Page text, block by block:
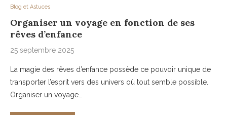
Blog et Astuces
Organiser un voyage en fonction de ses
rêves d’enfance
25 septembre 2025
La magie des rêves d’enfance possède ce pouvoir unique de
transporter l’esprit vers des univers où tout semble possible.
Organiser un voyage…